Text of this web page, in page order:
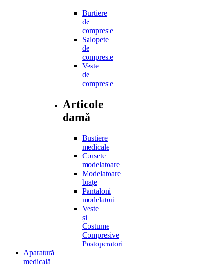
Burtiere
de
compresie
Salopete
de
compresie
Veste
de
compresie
Articole
damă
Bustiere
medicale
Corsete
modelatoare
Modelatoare
brațe
Pantaloni
modelatori
Veste
și
Costume
Compresive
Postoperatori
Aparatură
medicală